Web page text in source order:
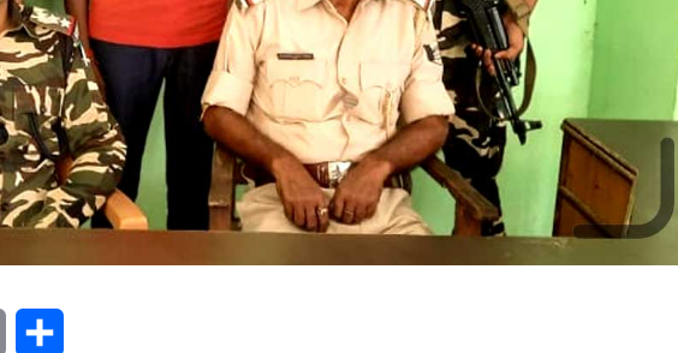
Copy